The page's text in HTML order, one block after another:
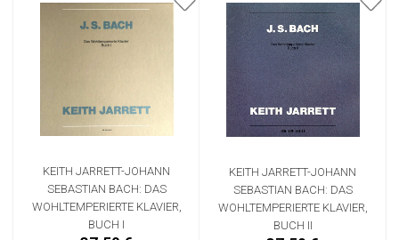
KEITH JARRETT-JOHANN
SEBASTIAN BACH: DAS
WOHLTEMPERIERTE KLAVIER,
BUCH I
KEITH JARRETT-JOHANN
SEBASTIAN BACH: DAS
WOHLTEMPERIERTE KLAVIER,
BUCH II